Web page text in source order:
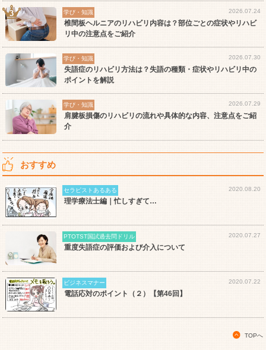
学び・知識 2026.07.24
椎間板ヘルニアのリハビリ内容は？部位ごとの症状やリハビ
リ中の注意点をご紹介
学び・知識 2026.07.30
失語症のリハビリ方法は？失語の種類・症状やリハビリ中の
ポイントを解説
学び・知識 2026.07.29
肩腱板損傷のリハビリの流れや具体的な内容、注意点をご紹
介
おすすめ
セラピストあるある 2020.08.20
理学療法士編｜忙しすぎて…
PTOTST国試過去問ドリル 2020.07.27
重度失語症の評価および介入について
ビジネスマナー 2020.07.22
電話応対のポイント（２）【第46回】
TOPへ